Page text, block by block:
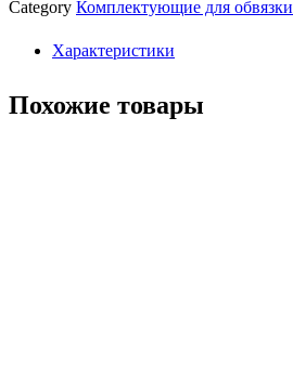
Заглушка
200шт
Category Комплектующие для
Характеристики
Похожие товары